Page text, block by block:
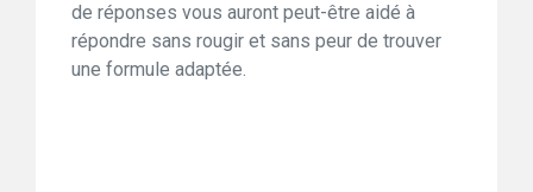
de réponses vous auront peut-être aidé à
répondre sans rougir et sans peur de trouver
une formule adaptée.